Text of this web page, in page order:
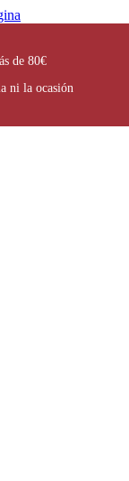
de 80€
ni la ocasión